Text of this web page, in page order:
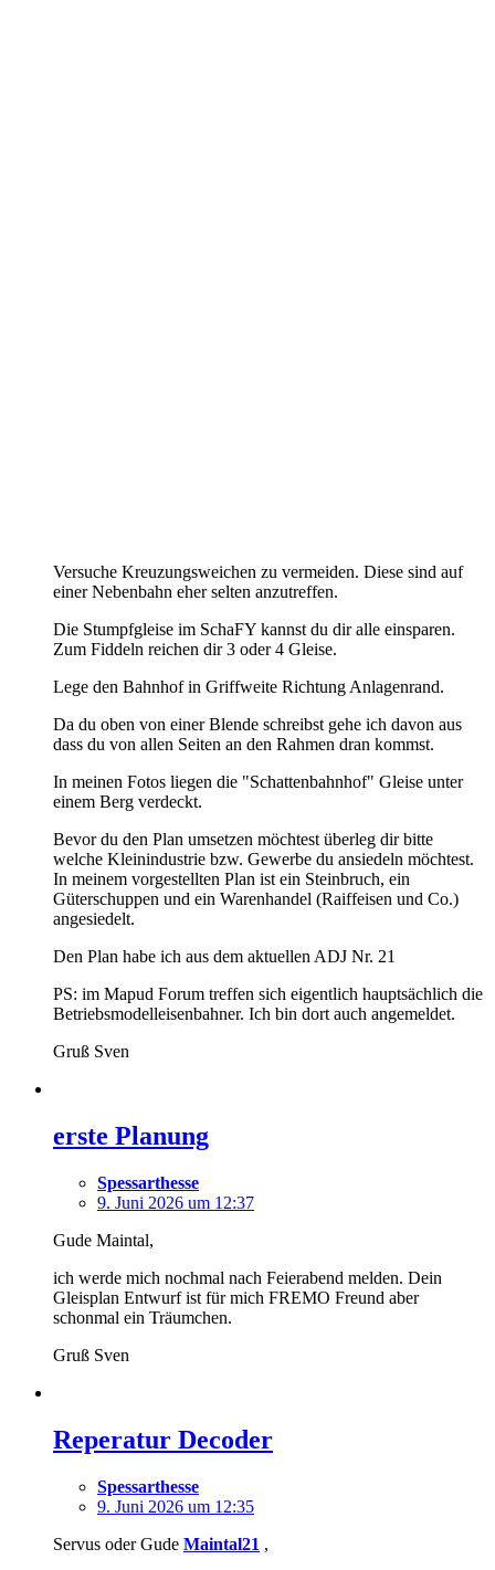
Versuche Kreuzungsweichen zu vermeiden. Diese sind auf
einer Nebenbahn eher selten anzutreffen.
Die Stumpfgleise im SchaFY kannst du dir alle einsparen.
Zum Fiddeln reichen dir 3 oder 4 Gleise.
Lege den Bahnhof in Griffweite Richtung Anlagenrand.
Da du oben von einer Blende schreibst gehe ich davon aus
dass du von allen Seiten an den Rahmen dran kommst.
In meinen Fotos liegen die "Schattenbahnhof" Gleise unter
einem Berg verdeckt.
Bevor du den Plan umsetzen möchtest überleg dir bitte
welche Kleinindustrie bzw. Gewerbe du ansiedeln möchtest.
In meinem vorgestellten Plan ist ein Steinbruch, ein
Güterschuppen und ein Warenhandel (Raiffeisen und Co.)
angesiedelt.
Den Plan habe ich aus dem aktuellen ADJ Nr. 21
PS: im Mapud Forum treffen sich eigentlich hauptsächlich die
Betriebsmodelleisenbahner. Ich bin dort auch angemeldet.
Gruß Sven
erste Planung
Spessarthesse
9. Juni 2026 um 12:37
Gude Maintal,
ich werde mich nochmal nach Feierabend melden. Dein
Gleisplan Entwurf ist für mich FREMO Freund aber
schonmal ein Träumchen.
Gruß Sven
Reperatur Decoder
Spessarthesse
9. Juni 2026 um 12:35
Servus oder Gude Maintal21 ,